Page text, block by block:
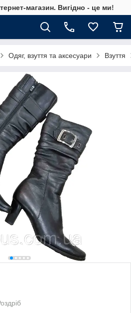
магазин. Вигiдно - це ми!
Одяг, взуття та аксесуари Взуття